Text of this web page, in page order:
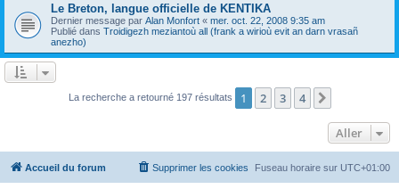
Le Breton, langue officielle de KENTIKA
Dernier message par Alan Monfort « mer. oct. 22, 2008 9:35 am
Publié dans Troidigezh meziantoù all (frank a wirioù evit an darn vrasañ
anezho)
La recherche a retourné 197 résultats 1 2 3 4
Aller
Accueil du forum Fuseau horaire sur UTC+01:00
Supprimer les cookies